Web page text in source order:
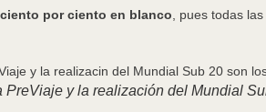
por ciento en blanco , pues todas
y la realización del Mundial